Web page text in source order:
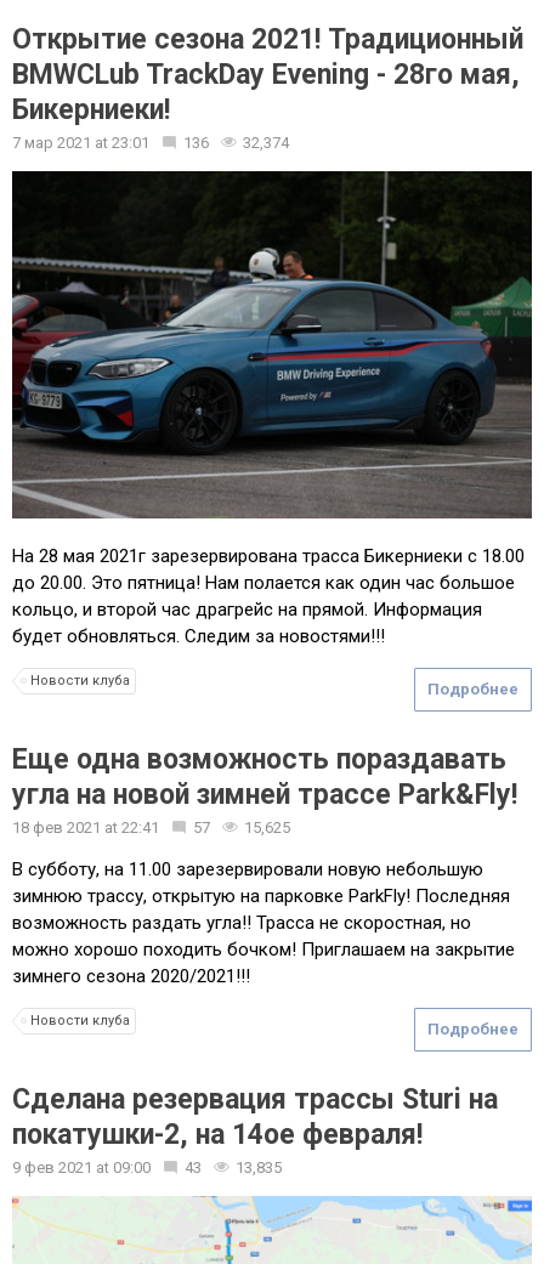
Открытие сезона 2021! Традиционный
BMWCLub TrackDay Evening - 28го мая,
Бикерниеки!
7 мар 2021 at 23:01 136 32,374
На 28 мая 2021г зарезервирована трасса Бикерниеки с 18.00
до 20.00. Это пятница! Нам полается как один час большое
кольцо, и второй час драгрейс на прямой. Информация
будет обновляться. Следим за новостями!!!
Подробнее
Новости клуба
Еще одна возможность пораздавать
угла на новой зимней трассе Park&Fly!
18 фев 2021 at 22:41 57 15,625
В субботу, на 11.00 зарезервировали новую небольшую
зимнюю трассу, открытую на парковке ParkFly! Последняя
возможность раздать угла!! Трасса не скоростная, но
можно хорошо походить бочком! Приглашаем на закрытие
зимнего сезона 2020/2021!!!
Подробнее
Новости клуба
Сделана резервация трассы Sturi на
покатушки-2, на 14ое февраля!
9 фев 2021 at 09:00 43 13,835